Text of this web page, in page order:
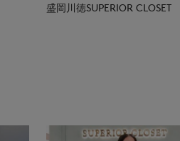
盛岡川徳SUPERIOR CLOSET